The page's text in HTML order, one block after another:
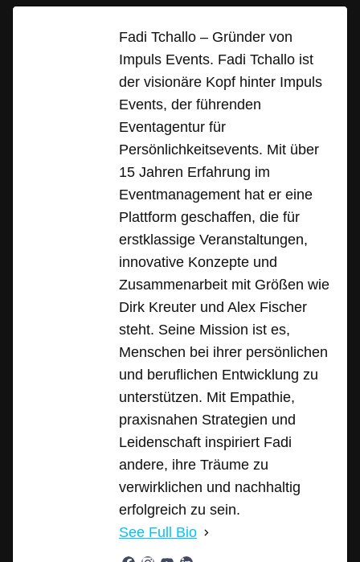
Fadi Tchallo – Gründer von
Impuls Events. Fadi Tchallo ist
der visionäre Kopf hinter Impuls
Events, der führenden
Eventagentur für
Persönlichkeitsevents. Mit über
15 Jahren Erfahrung im
Eventmanagement hat er eine
Plattform geschaffen, die für
erstklassige Veranstaltungen,
innovative Konzepte und
Zusammenarbeit mit Größen wie
Dirk Kreuter und Alex Fischer
steht. Seine Mission ist es,
Menschen bei ihrer persönlichen
und beruflichen Entwicklung zu
unterstützen. Mit Empathie,
praxisnahen Strategien und
Leidenschaft inspiriert Fadi
andere, ihre Träume zu
verwirklichen und nachhaltig
erfolgreich zu sein.
See Full Bio